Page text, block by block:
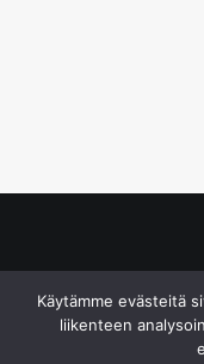
Käytämme evästeitä
liikenteen